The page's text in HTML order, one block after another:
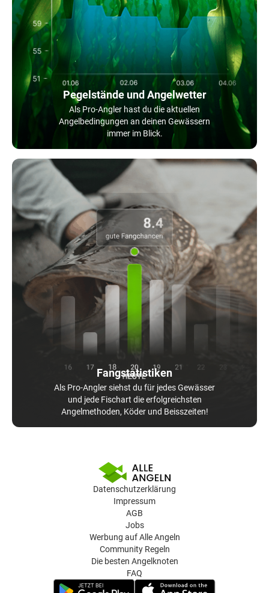
Pegelstände und Angelwetter
Als Pro-Angler hast du die aktuellen
Angelbedingungen an deinen Gewässern
immer im Blick.
Fangstatistiken
Als Pro-Angler siehst du für jedes Gewässer
und jede Fischart die erfolgreichsten
Angelmethoden, Köder und Beisszeiten!
Datenschutzerklärung
Impressum
AGB
Jobs
Werbung auf Alle Angeln
Community Regeln
Die besten Angelknoten
FAQ